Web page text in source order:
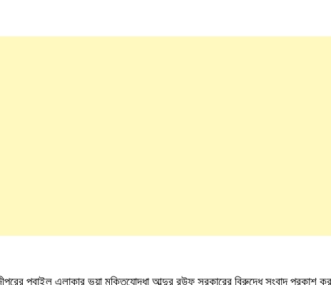
আব্দুর রউফ সরকারের বিরুদ্ধে সংবাদ প্রকাশ করায় আনন্দ